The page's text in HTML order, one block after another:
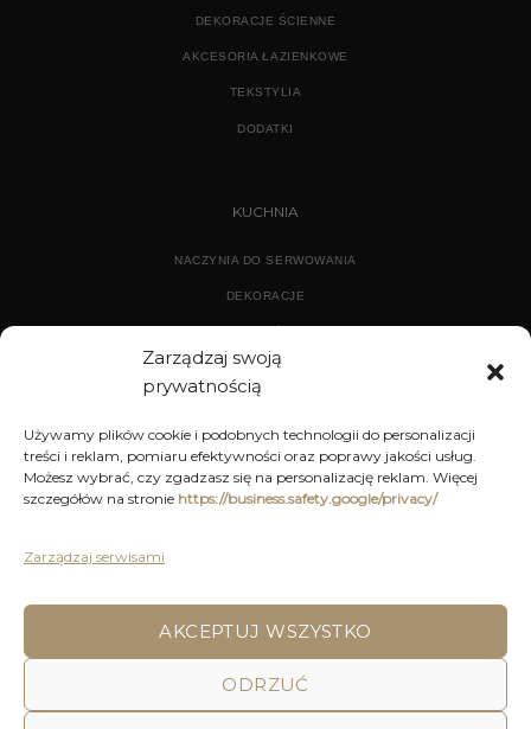
Zarządzaj swoją
prywatnością
Używamy plików cookie i podobnych technologii do personalizacji
treści i reklam, pomiaru efektywności oraz poprawy jakości usług.
Możesz wybrać, czy zgadzasz się na personalizację reklam. Więcej
szczegółów na stronie https://business.safety.google/privacy/
Zarządzaj serwisami
AKCEPTUJ WSZYSTKO
ODRZUĆ
DEKORACJE ŚCIENNE
AKCESORIA ŁAZIENKOWE
TEKSTYLIA
DODATKI
KUCHNIA
NACZYNIA DO SERWOWANIA
DEKORACJE
DEKORACJE
KUCHNIA
POLITYKA PRYWATNOŚCI
REGULAMIN SKLEPU ON-LINE
DECOR AND YOU